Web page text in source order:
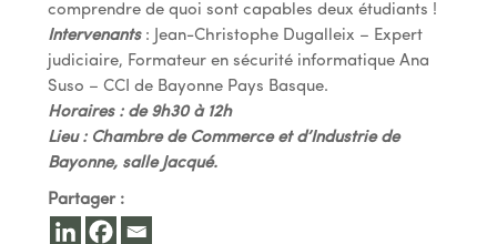
comprendre de quoi sont capables deux étudiants !
Intervenants: Jean-Christophe Dugalleix – Expert
judiciaire, Formateur en sécurité informatique Ana
Suso – CCI de Bayonne Pays Basque.
Horaires : de 9h30 à 12h
Lieu : Chambre de Commerce et d’Industrie de
Bayonne, salle Jacqué.
Partager :